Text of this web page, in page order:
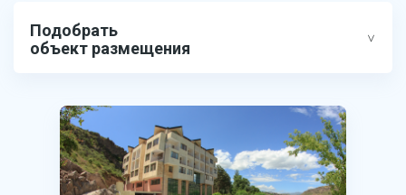
Подобрать
объект размещения